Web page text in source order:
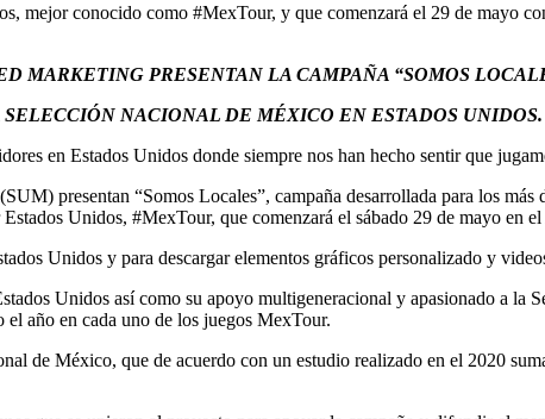
mejor conocido como #MexTour, y que comenzará el 29 de mayo
MARKETING PRESENTAN LA CAMPAÑA “SOMOS
NACIONAL DE MÉXICO EN ESTADOS UNIDOS.
en Estados Unidos donde siempre nos han hecho sentir que
presentan “Somos Locales”, campaña desarrollada para los
Unidos, #MexTour, que comenzará el sábado 29 de mayo en
Unidos y para descargar elementos gráficos personalizado y
Unidos así como su apoyo multigeneracional y apasionado a
año en cada uno de los juegos MexTour.
de México, que de acuerdo con un estudio realizado en el 2020